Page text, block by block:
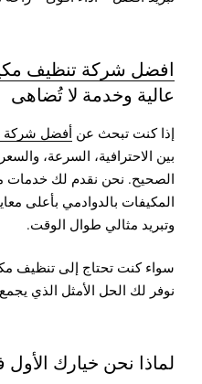
افضل شركة تنظيف
عالية وخدمة لا تُضاهى
إذا كنت تبحث عن أفضل شركة
بين الاحترافية، السرعة،
الصحيح. نحن نقدم لك خدمات
المكيفات بالدوادمي بأعلى
وتبريد مثالي طوال الوقت.
سواء كنت تحتاج إلى تنظيف
نوفر لك الحل الأمثل الذي
لماذا نحن خيارك